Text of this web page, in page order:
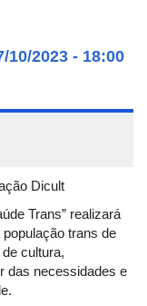
10/2023 - 18:00
Dicult
Trans” realizará
trans de
cultura,
das necessidades e